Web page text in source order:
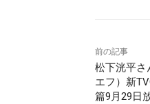
前の記事
松下洸平さ
エフ）新
篇9月29日